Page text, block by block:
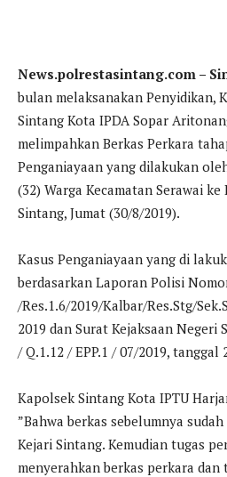
News.polrestasintang.com –
bulan melaksanakan Penyidikan,
Sintang Kota IPDA Sopar
melimpahkan Berkas Perkara
Penganiayaan yang dilakukan
(32) Warga Kecamatan Serawai
Sintang, Jumat (30/8/2019).
Kasus Penganiayaan yang di
berdasarkan Laporan Polisi
/Res.1.6/2019/Kalbar/Res.Stg/
2019 dan Surat Kejaksaan Negeri
/ Q.1.12 / EPP.1 / 07/2019, tanggal
Kapolsek Sintang Kota IPTU
”Bahwa berkas sebelumnya
Kejari Sintang. Kemudian tugas
menyerahkan berkas perkara